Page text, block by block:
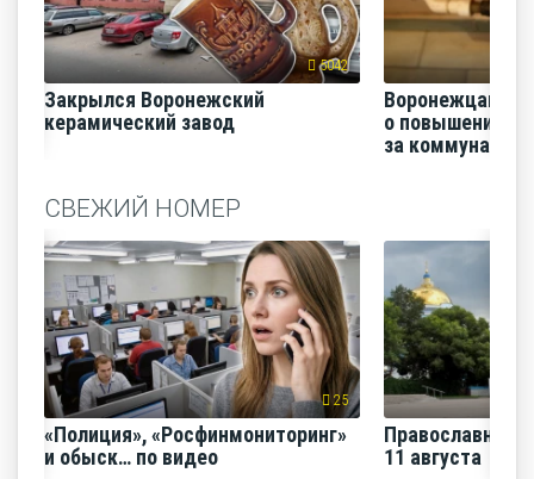
5042
Закрылся Воронежский
керамический завод
Воронежцам
о повышении
за
СВЕЖИЙ НОМЕР
25
«Полиция», «Росфинмониторинг»
и обыск… по видео
Православная
11 августа